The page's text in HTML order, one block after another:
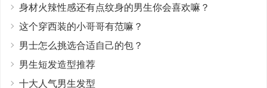
身材火辣性感还有点纹身的男生你会喜欢嘛？
这个穿西装的小哥哥有范嘛？
男士怎么挑选合适自己的包？
男生短发造型推荐
十大人气男生发型